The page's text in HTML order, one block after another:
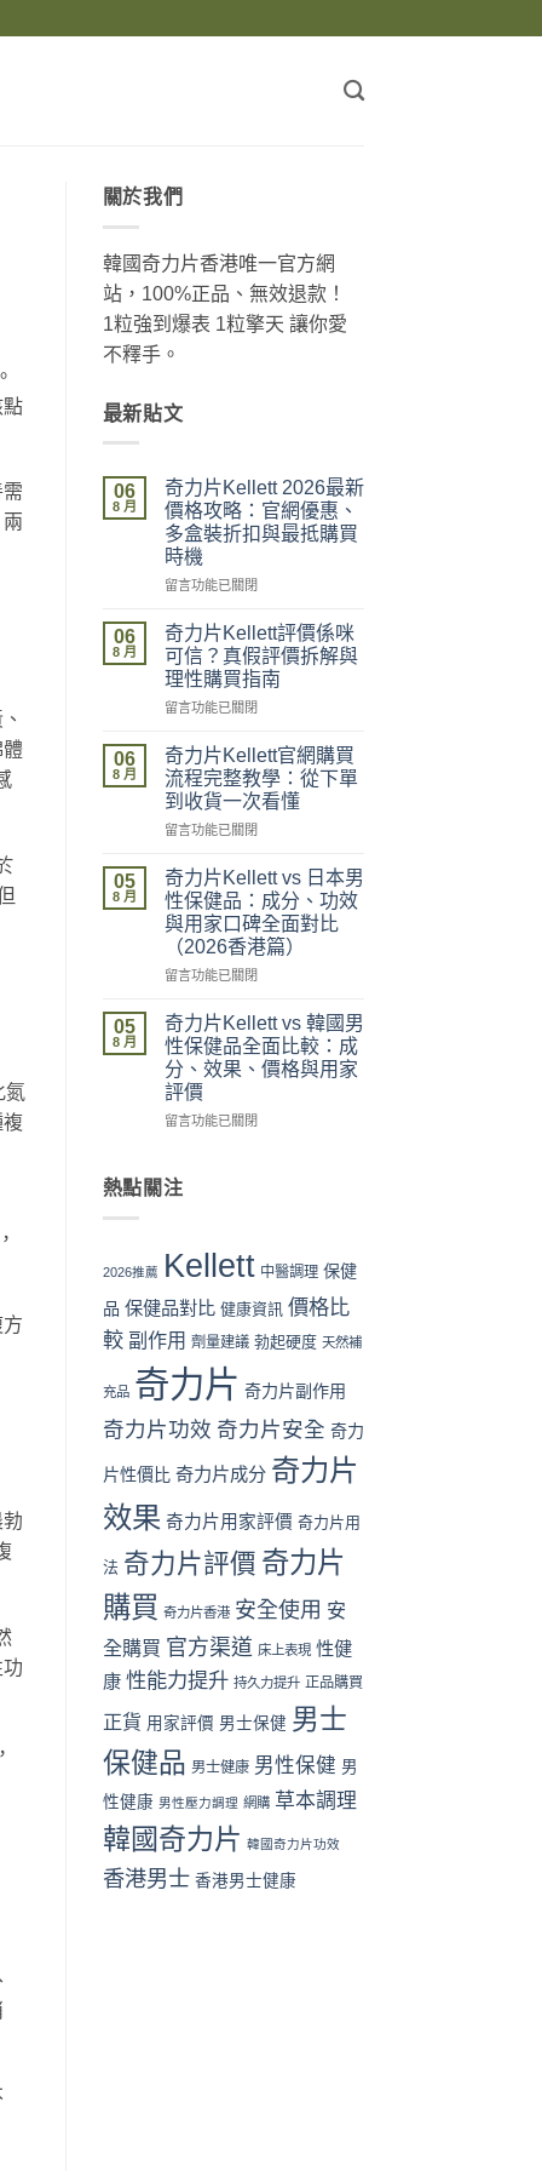
點
體
氮
複
關於我們
韓國奇力片香港唯一官方網
站，100%正品、無效退款！
1粒強到爆表 1粒擎天 讓你愛
不釋手。
最新貼文
06
8 月
奇力片Kellett 2026最新
價格攻略：官網優惠、
多盒裝折扣與最抵購買
時機
在
力
片
Kellett
2026
最
價
格
攻
略：
官
優
惠、
多
盒
折
與
最
抵
購
買
時
留言功能已關閉
06
8 月
奇力片Kellett評價係咪
可信？真假評價拆解與
理性購買指南
在
力
片
Kellett
評
價
咪
可
信？
真
評
拆
解
與
理
性
購
南〉
中
留言功能已關閉
06
8 月
奇力片Kellett官網購買
流程完整教學：從下單
到收貨一次看懂
在
力
片
Kellett
官
購
流
程
完
整
教
學：
單
到
一
次
看
中
留言功能已關閉
05
8 月
奇力片Kellett vs 日本男
性保健品：成分、功效
與用家口碑全面對比
（2026香港篇）
在
力
片
Kellett
vs
日
本
保
健
分、
效
用
口
碑
全
對
（2026
香
港
篇）〉
留言功能已關閉
05
8 月
奇力片Kellett vs 韓國男
性保健品全面比較：成
分、效果、價格與用家
評價
在
片
Kellett
國
性
健
全
比
成
效
果、
價
格
用
家
評
價〉
留言功能已關閉
熱點關注
2026推薦 Kellett 中醫調理 保健
品 保健品對比 健康資訊 價格比
較 副作用 劑量建議 勃起硬度 天然補
充品 奇力片 奇力片副作用
奇力片功效 奇力片安全 奇力
片性價比 奇力片成分 奇力片
效果 奇力片用家評價 奇力片用
法 奇力片評價 奇力片
購買 奇力片香港 安全使用 安
全購買 官方渠道 床上表現 性健
康 性能力提升 持久力提升 正品購買
正貨 用家評價 男士保健 男士
保健品 男士健康 男性保健 男
性健康 男性壓力調理 網購 草本調理
韓國奇力片 韓國奇力片功效
香港男士 香港男士健康